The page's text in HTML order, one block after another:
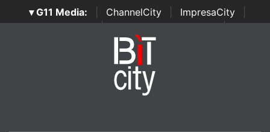
▾ G11 Media: ChannelCity ImpresaCity
SecurityOpenLab | Italian Channel Awards | Italian
Italian Security Awards